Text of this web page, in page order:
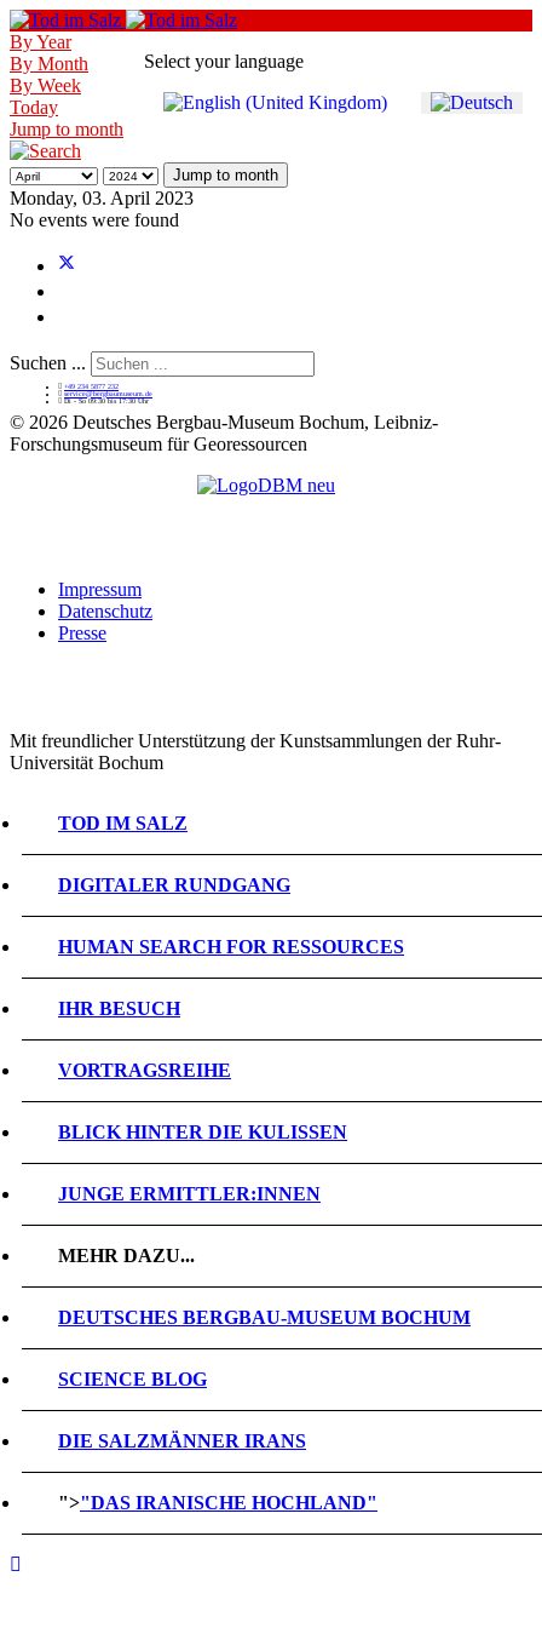
Select your language
By Year
By Month
By Week
Today
Jump to month
Jump to month
Monday, 03. April 2023
No events were found
Suchen ...
+49 234 5877 232
service@bergbaumuseum.de
Di - So 09:30 bis 17:30 Uhr
© 2026 Deutsches Bergbau-Museum Bochum, Leibniz-
Forschungsmuseum für Georessourcen
Impressum
Datenschutz
Presse
Mit freundlicher Unterstützung der Kunstsammlungen der Ruhr-
Universität Bochum
TOD IM SALZ
DIGITALER RUNDGANG
HUMAN SEARCH FOR RESSOURCES
IHR BESUCH
VORTRAGSREIHE
BLICK HINTER DIE KULISSEN
JUNGE ERMITTLER:INNEN
MEHR DAZU...
DEUTSCHES BERGBAU-MUSEUM BOCHUM
SCIENCE BLOG
DIE SALZMÄNNER IRANS
">"DAS IRANISCHE HOCHLAND"